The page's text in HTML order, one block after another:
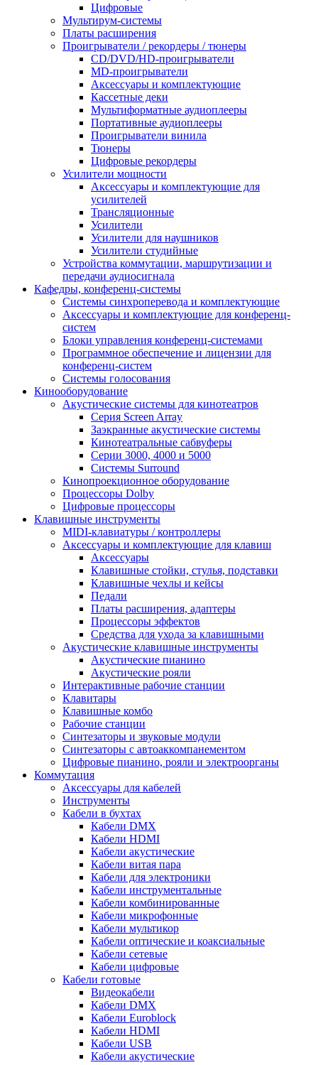
Цифровые
Мультирум-системы
Платы расширения
Проигрыватели / рекордеры / тюнеры
CD/DVD/HD-проигрыватели
MD-проигрыватели
Аксессуары и комплектующие
Кассетные деки
Мультиформатные аудиоплееры
Портативные аудиоплееры
Проигрыватели винила
Тюнеры
Цифровые рекордеры
Усилители мощности
Аксессуары и комплектующие для
усилителей
Трансляционные
Усилители
Усилители для наушников
Усилители студийные
Устройства коммутации, маршрутизации и
передачи аудиосигнала
Кафедры, конференц-системы
Cистемы синхроперевода и комплектующие
Аксессуары и комплектующие для конференц-
систем
Блоки управления конференц-системами
Программное обеспечение и лицензии для
конференц-систем
Системы голосования
Кинооборудование
Акустические системы для кинотеатров
Cерия Screen Array
Заэкранные акустические системы
Кинотеатральные сабвуферы
Серии 3000, 4000 и 5000
Системы Surround
Кинопроекционное оборудование
Процессоры Dolby
Цифровые процессоры
Клавишные инструменты
MIDI-клавиатуры / контроллеры
Аксессуары и комплектующие для клавиш
Аксессуары
Клавишные стойки, стулья, подставки
Клавишные чехлы и кейсы
Педали
Платы расширения, адаптеры
Процессоры эффектов
Средства для ухода за клавишными
Акустические клавишные инструменты
Акустические пианино
Акустические рояли
Интерактивные рабочие станции
Клавитары
Клавишные комбо
Рабочие станции
Синтезаторы и звуковые модули
Синтезаторы с автоаккомпанементом
Цифровые пианино, рояли и электроорганы
Коммутация
Аксессуары для кабелей
Инструменты
Кабели в бухтах
Кабели DMX
Кабели HDMI
Кабели акустические
Кабели витая пара
Кабели для электроники
Кабели инструментальные
Кабели комбинированные
Кабели микрофонные
Кабели мультикор
Кабели оптические и коаксиальные
Кабели сетевые
Кабели цифровые
Кабели готовые
Видеокабели
Кабели DMX
Кабели Euroblock
Кабели HDMI
Кабели USB
Кабели акустические